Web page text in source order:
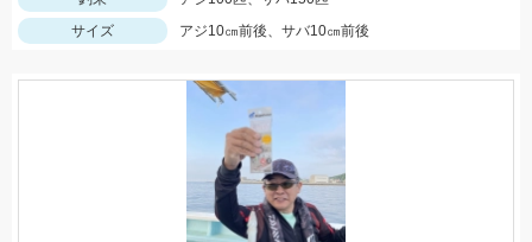
サイズ
アジ10㎝前後、サバ10㎝前後